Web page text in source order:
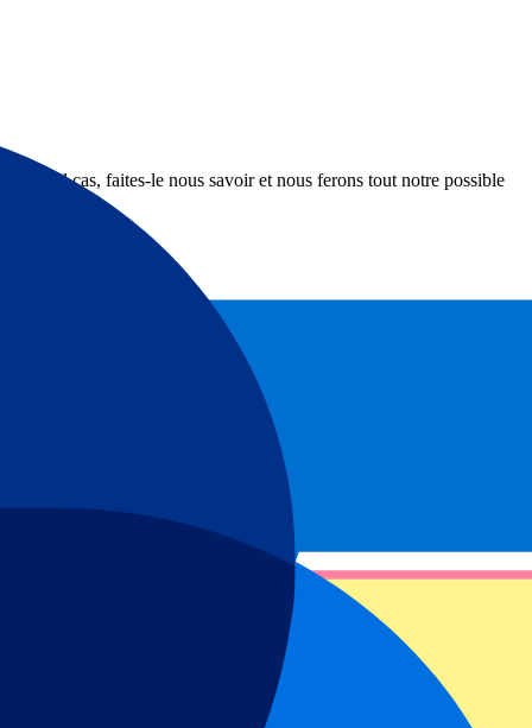
un tel cas, faites-le nous savoir et nous ferons tout notre possible
votre réclamation, nous vous adresserons un accusé de réception
avez alors 6 semaines pour faire appel. Pour ce faire, vous devez
: